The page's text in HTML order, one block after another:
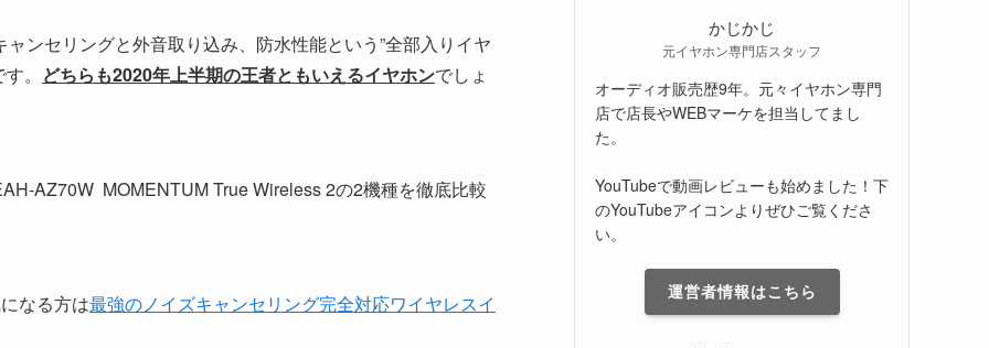
ンセリングと外音取り込み、防水性能という”全部入りイヤ
。 どちらも2020年上半期の王者ともいえるイヤホンでしょ
AZ70W MOMENTUM True Wireless 2の2機種を徹底比較
なる方は最強のノイズキャンセリング完全対応ワイヤレスイ
かじかじ
元イヤホン専門店スタッフ
オーディオ販売歴9年。元々イヤホン専門
店で店長やWEBマーケを担当してまし
た。
YouTubeで動画レビューも始めました！下
のYouTubeアイコンよりぜひご覧くださ
い。
運営者情報はこちら